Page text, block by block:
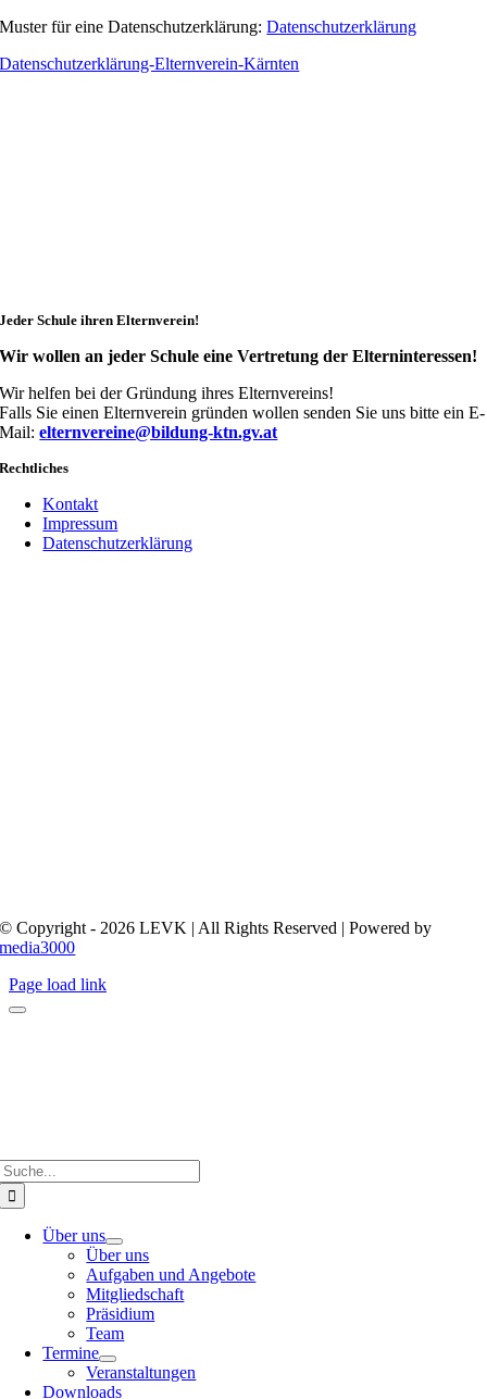
Muster für eine Datenschutzerklärung:Datenschutzerklärung
Datenschutzerklärung-Elternverein-Kärnten
Jeder Schule ihren Elternverein!
Wir wollen an jeder Schule eine Vertretung der Elterninteressen!
Wir helfen bei der Gründung ihres Elternvereins!
Falls Sie einen Elternverein gründen wollen senden Sie uns bitte ein E-
Mail:elternvereine@bildung-ktn.gv.at
Rechtliches
Kontakt
Impressum
Datenschutzerklärung
© Copyright - 2026 LEVK | All Rights Reserved | Powered by
media3000
Page load link
Über uns
Über uns
Aufgaben und Angebote
Mitgliedschaft
Präsidium
Team
Termine
Veranstaltungen
Downloads